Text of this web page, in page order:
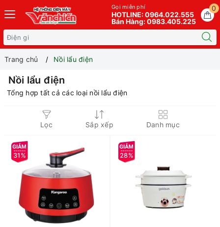
0
Gọi miễn phí
HOTLINE: 0964.022.555
Bán Hàng: 0983.405.225
Trang chủ Nồi lẩu điện
Nồi lẩu điện
Tổng hợp tất cả các loại nồi lẩu điện
Lọc Sắp xếp Danh mục
31% 28%